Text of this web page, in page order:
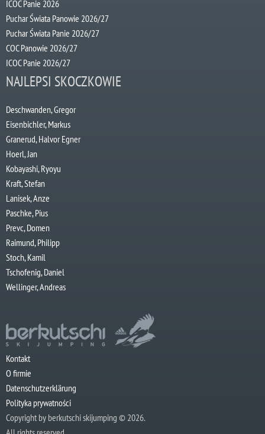
ICOC Panie 2026
Puchar Świata Panowie 2026/27
Puchar Świata Panie 2026/27
COC Panowie 2026/27
ICOC Panie 2026/27
NAJLEPSI SKOCZKOWIE
Deschwanden, Gregor
Eisenbichler, Markus
Granerud, Halvor Egner
Hoerl, Jan
Kobayashi, Ryoyu
Kraft, Stefan
Lanisek, Anze
Paschke, Pius
Prevc, Domen
Raimund, Philipp
Stoch, Kamil
Tschofenig, Daniel
Wellinger, Andreas
Kontakt
O firmie
Datenschutzerklärung
Polityka prywatności
Copyright by berkutschi skijumping © 2026.